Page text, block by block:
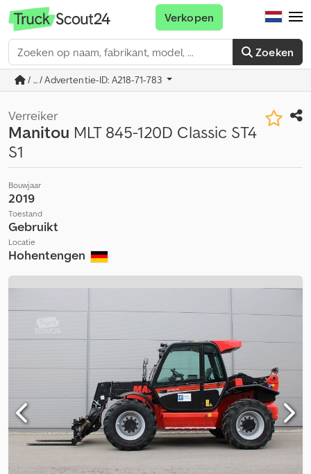
Zoeken
Verkopen
/ ... / Advertentie-ID: A218-71-783
Verreiker
Manitou MLT 845-120D Classic ST4
S1
Bouwjaar
2019
Toestand
Gebruikt
Locatie
Hohentengen